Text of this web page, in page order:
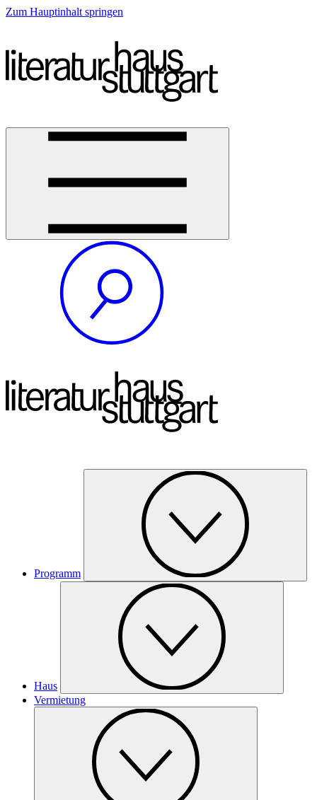
Zum Hauptinhalt springen
Programm
Haus
Vermietung